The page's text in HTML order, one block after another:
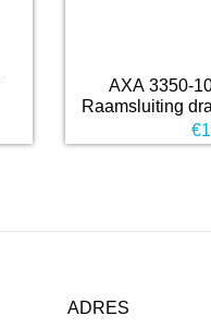
AXA 3350-
Raamsluiting
€
ADRES